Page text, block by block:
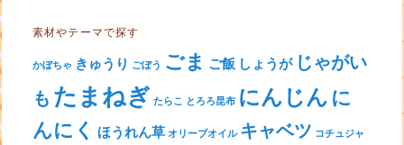
素材やテーマで探す
かぼちゃ きゅうり ごぼう ごま ご飯 しょうが じゃがい
も たまねぎ たらこ とろろ昆布 にんじんに
んにく ほうれん草 オリーブオイル キャベツ コチュジャ